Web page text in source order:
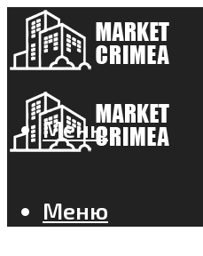
Меню
Меню